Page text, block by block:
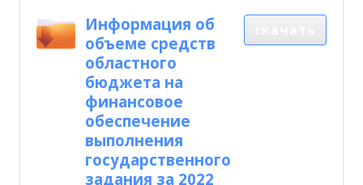
Информация об
объеме средств
областного
бюджета на
финансовое
обеспечение
выполнения
государственного
задания за 2022